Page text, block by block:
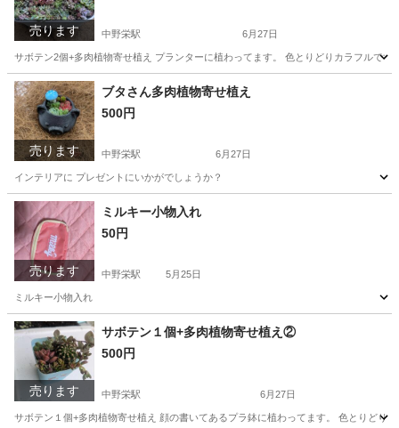
売ります 中野栄駅 6月27日
サボテン2個+多肉植物寄せ植え プランターに植わってます。 色とりどりカラフルです
宮城 塩竈市 中野栄駅 家庭用品 サボテン
売ります
ブタさん多肉植物寄せ植え
500円
中野栄駅 6月27日
インテリアに プレゼントにいかがでしょうか？
宮城 塩竈市 中野栄駅 その他
売ります
ミルキー小物入れ
50円
中野栄駅 5月25日
ミルキー小物入れ
宮城 塩竈市 中野栄駅 バッグ
売ります
サボテン１個+多肉植物寄せ植え②
500円
中野栄駅 6月27日
サボテン１個+多肉植物寄せ植え 顔の書いてあるプラ鉢に植わってます。 色とりどり